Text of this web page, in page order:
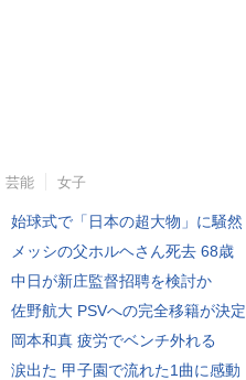
芸能 女子
始球式で「日本の超大物」に騒然
メッシの父ホルヘさん死去 68歳
中日が新庄監督招聘を検討か
佐野航大 PSVへの完全移籍が決定
岡本和真 疲労でベンチ外れる
涙出た 甲子園で流れた1曲に感動